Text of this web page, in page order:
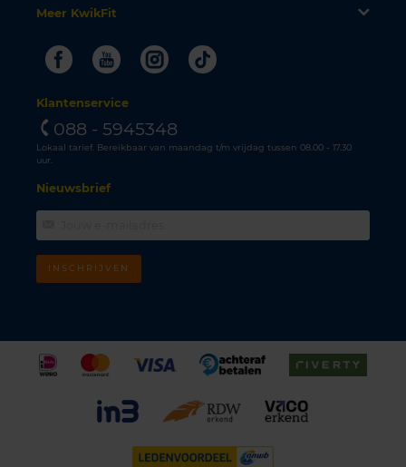
Meer KwikFit
FacebookYoutubeInstagram
Tiktok
Klantenservice
088 - 5945348
Lokaal tarief. Bereikbaar van maandag t/m vrijdag tussen 08.00 - 17.30
uur.
Nieuwsbrief
INSCHRIJVEN